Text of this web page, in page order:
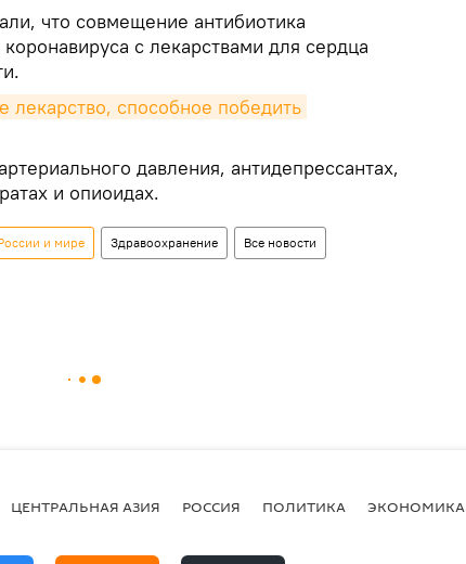
что совмещение антибиотика
с лекарствами для сердца
способное победить
давления, антидепрессантах,
и опиоидах.
и мире Здравоохранение Все новости
ЦЕНТРАЛЬНАЯ АЗИЯ РОССИЯ ПОЛИТИКА ЭКОНОМИКА